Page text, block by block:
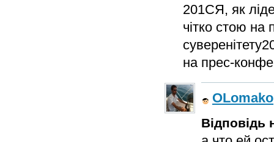
201CЯ, як
чітко стою на
на прес-
OLomako
Відповідь